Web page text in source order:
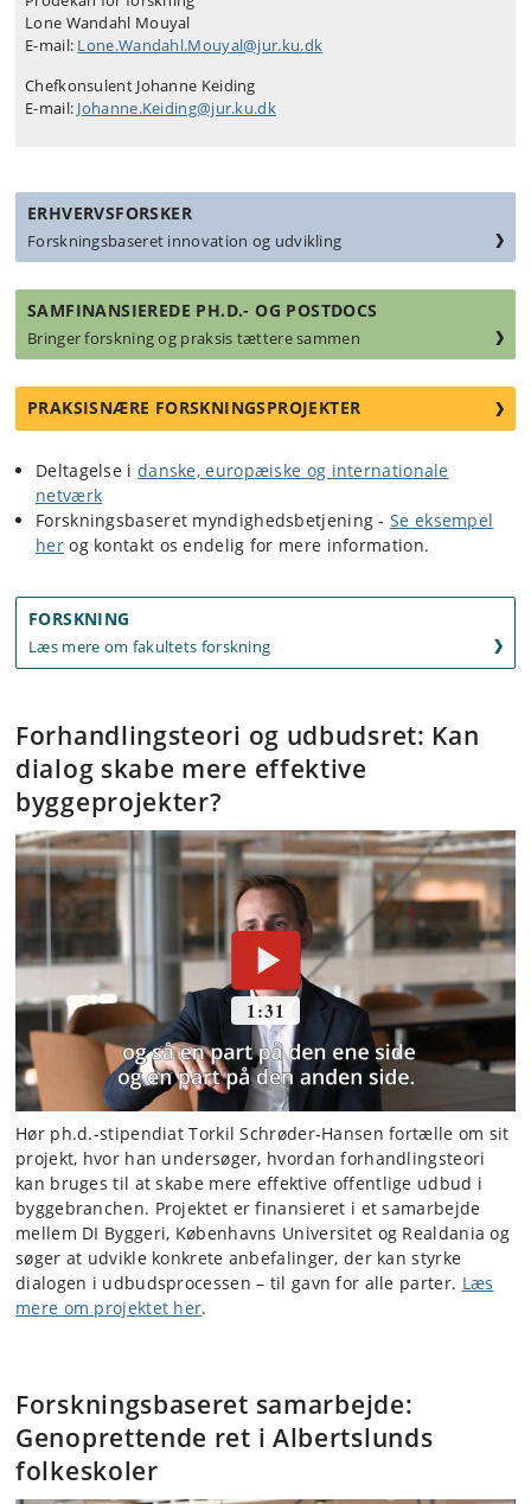
Lone Wandahl Mouyal
E-mail: Lone.Wandahl.Mouyal@jur.ku.dk
Chefkonsulent Johanne Keiding
E-mail: Johanne.Keiding@jur.ku.dk
ERHVERVSFORSKER
Forskningsbaseret innovation og udvikling
SAMFINANSIEREDE PH.D.- OG POSTDOCS
Bringer forskning og praksis tættere sammen
PRAKSISNÆRE FORSKNINGSPROJEKTER
Deltagelse i danske, europæiske og internationale
netværk
Forskningsbaseret myndighedsbetjening - Se eksempel
herog kontakt os endelig for mere information.
FORSKNING
Læs mere om fakultets forskning
Forhandlingsteori og udbudsret: Kan
dialog skabe mere effektive
byggeprojekter?
Hør ph.d.-stipendiat Torkil Schrøder-Hansen fortælle om sit
projekt, hvor han undersøger, hvordan forhandlingsteori
kan bruges til at skabe mere effektive offentlige udbud i
byggebranchen. Projektet er finansieret i et samarbejde
mellem DI Byggeri, Københavns Universitet og Realdania og
søger at udvikle konkrete anbefalinger, der kan styrke
dialogen i udbudsprocessen – til gavn for alle parter. Læs
mere om projektet her.
Forskningsbaseret samarbejde:
Genoprettende ret i Albertslunds
folkeskoler